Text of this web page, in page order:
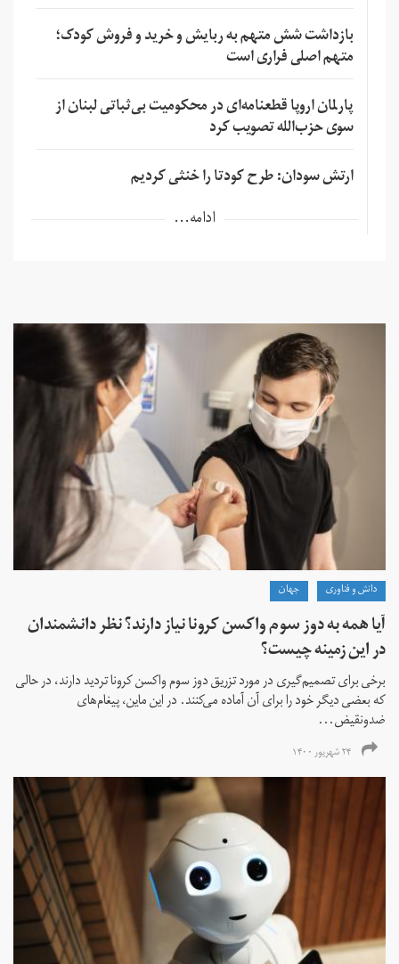
بازداشت شش متهم به ربایش و خرید و فروش کودک؛
متهم اصلی فراری است
پارلمان اروپا قطعنامه‌ای در محکومیت بی‌ثباتی لبنان از
سوی حزب‌الله تصویب کرد
ارتش سودان: طرح کودتا را خنثی کردیم
ادامه...
دانش و فناوری جهان
آیا همه به دوز سوم واکسن کرونا نیاز دارند؟ نظر دانشمندان
در این زمینه چیست؟
برخی برای تصمیم‌گیری در مورد تزریق دوز سوم واکسن کرونا تردید دارند، در حالی
که بعضی دیگر خود را برای آن آماده می‌کنند. در این ماین، پیغام‌های
ضدونقیض...
۲۴ شهریور ۱۴۰۰